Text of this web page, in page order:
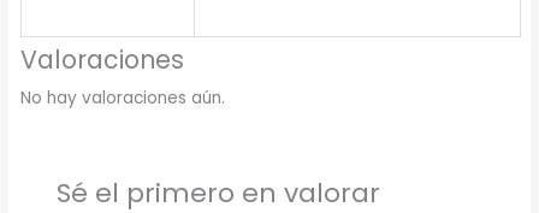
Valoraciones
No hay valoraciones aún.
Sé el primero en valorar